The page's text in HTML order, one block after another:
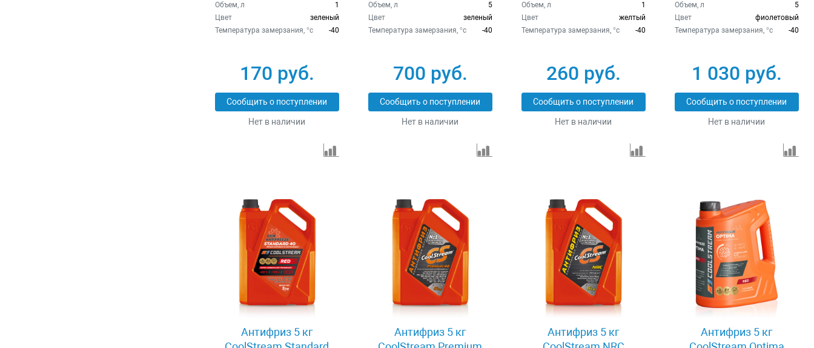
Объем, л
1
Цвет
зеленый
Температура замерзания, °c
-40
170 руб.
Сообщить о поступлении
Нет в наличии
Объем, л
5
Цвет
зеленый
Температура замерзания, °c
-40
700 руб.
Сообщить о поступлении
Нет в наличии
Объем, л
1
Цвет
желтый
Температура замерзания, °c
-40
260 руб.
Сообщить о поступлении
Нет в наличии
Объем, л
5
Цвет
фиолетовый
Температура замерзания, °c
-40
1 030 руб.
Сообщить о поступлении
Нет в наличии
Антифриз 5 кг
Антифриз 5 кг
Антифриз 5 кг
Антифриз 5 кг